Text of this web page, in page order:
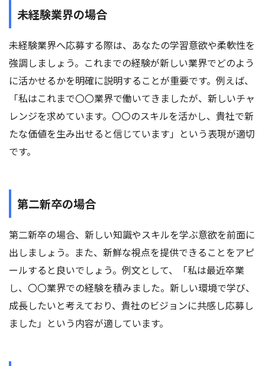
未経験業界の場合
未経験業界へ応募する際は、あなたの学習意欲や柔軟性を
強調しましょう。これまでの経験が新しい業界でどのよう
に活かせるかを明確に説明することが重要です。例えば、
「私はこれまで〇〇業界で働いてきましたが、新しいチャ
レンジを求めています。〇〇のスキルを活かし、貴社で新
たな価値を生み出せると信じています」という表現が適切
です。
第二新卒の場合
第二新卒の場合、新しい知識やスキルを学ぶ意欲を前面に
出しましょう。また、新鮮な視点を提供できることをアピ
ールすると良いでしょう。例文として、「私は最近卒業
し、〇〇業界での経験を積みました。新しい環境で学び、
成長したいと考えており、貴社のビジョンに共感し応募し
ました」という内容が適しています。